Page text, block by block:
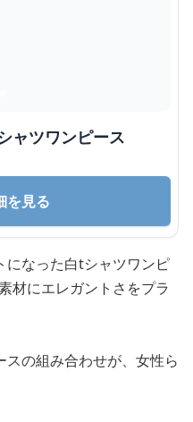
ャツワンピース
を見る
になった白tシャツワンピ
材にエレガントさをプラ
の組み合わせが、女性ら